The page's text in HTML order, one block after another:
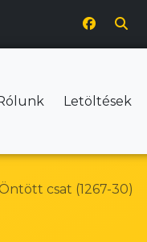
Letöltések
Öntött csat (1267-30)